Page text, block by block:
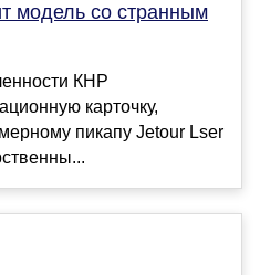
модель со странным
КНР
карточку,
пикапу Jetour Lser